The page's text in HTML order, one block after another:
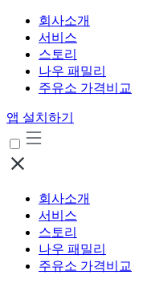
회사소개
서비스
스토리
나우 패밀리
주유소 가격비교
앱 설치하기
회사소개
서비스
스토리
나우 패밀리
주유소 가격비교